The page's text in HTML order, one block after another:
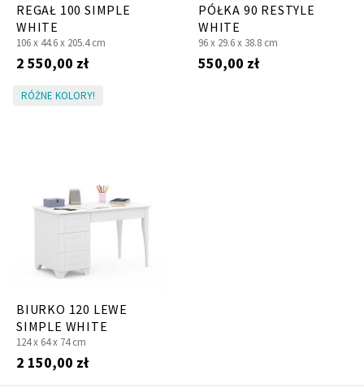
REGAŁ 100 SIMPLE
WHITE
106 x 44.6 x 205.4 cm
2 550,00 zł
PÓŁKA 90 RESTYLE
WHITE
96 x 29.6 x 38.8 cm
550,00 zł
RÓŻNE KOLORY!
BIURKO 120 LEWE
SIMPLE WHITE
124 x 64 x 74 cm
2 150,00 zł